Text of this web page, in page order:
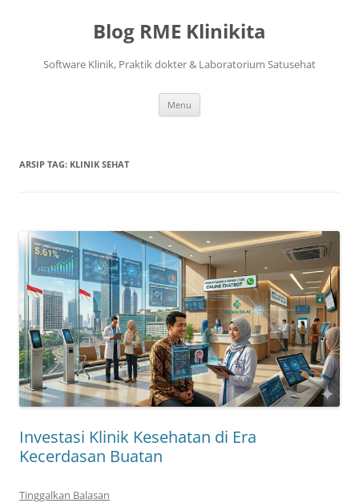
Blog RME Klinikita
Software Klinik, Praktik dokter & Laboratorium Satusehat
Menu
ARSIP TAG: KLINIK SEHAT
Investasi Klinik Kesehatan di Era
Kecerdasan Buatan
Tinggalkan Balasan